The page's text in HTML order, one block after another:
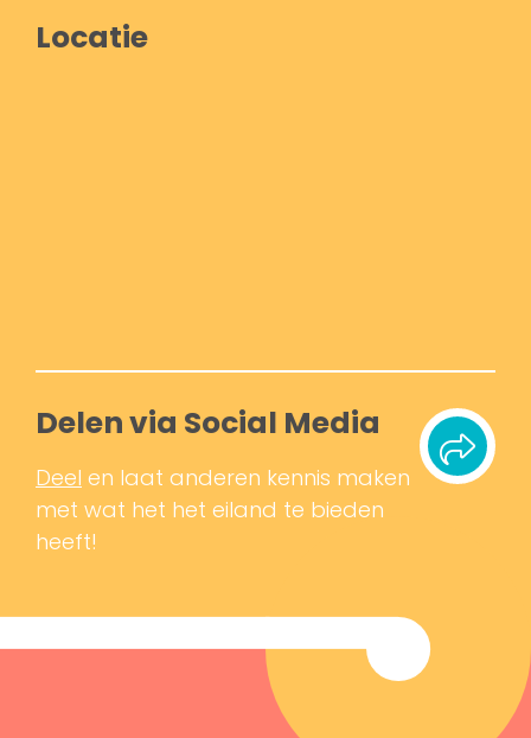
Locatie
Delen via Social Media
Deel en laat anderen kennis maken
met wat het het eiland te bieden
heeft!